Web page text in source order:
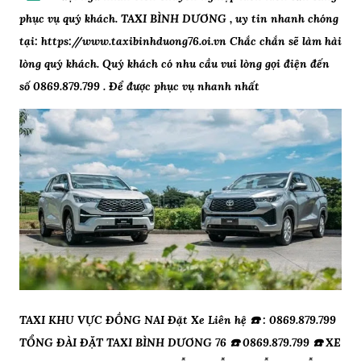
phục vụ quý khách. TAXI BÌNH DƯƠNG , uy tin nhanh chóng
tại: https://www.taxibinhduong76.oi.vn Chắc chắn sẽ làm hài
lòng quý khách. Quý khách có nhu cầu vui lòng gọi điện đến
số 0869.879.799 . Để được phục vụ nhanh nhất
TAXI KHU VỰC ĐỒNG NAI Đặt Xe Liên hệ ☎️ : 0869.879.799
TỔNG ĐÀI ĐẶT TAXI BÌNH DƯƠNG 76 ☎️ 0869.879.799 ☎️ XE